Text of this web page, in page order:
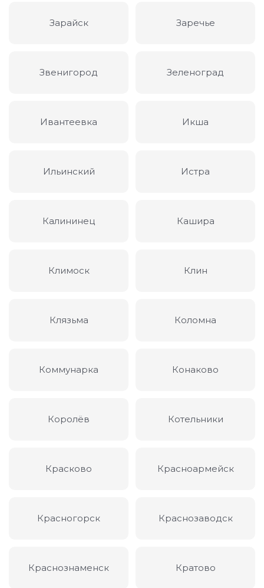
Зарайск Заречье
Звенигород Зеленоград
Ивантеевка Икша
Ильинский Истра
Калининец Кашира
Климоск Клин
Клязьма Коломна
Коммунарка Конаково
Королёв Котельники
Красково Красноармейск
Красногорск Краснозаводск
Краснознаменск Кратово